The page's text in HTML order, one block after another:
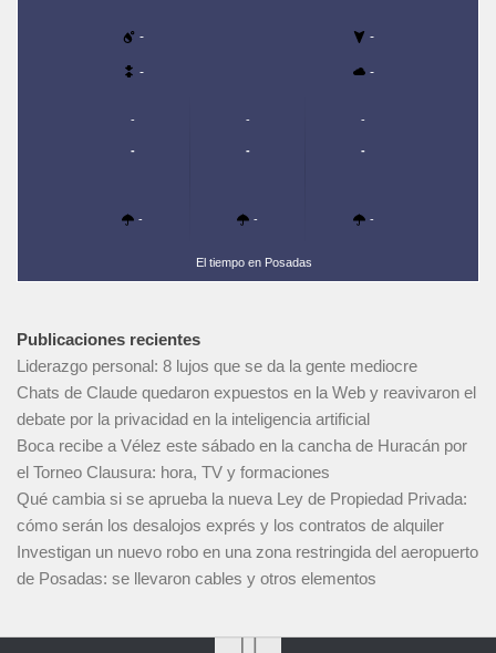
- -
- -
-
-
-
-
-
-
-
-
-
El tiempo en Posadas
Publicaciones recientes
Liderazgo personal: 8 lujos que se da la gente mediocre
Chats de Claude quedaron expuestos en la Web y reavivaron el
debate por la privacidad en la inteligencia artificial
Boca recibe a Vélez este sábado en la cancha de Huracán por
el Torneo Clausura: hora, TV y formaciones
Qué cambia si se aprueba la nueva Ley de Propiedad Privada:
cómo serán los desalojos exprés y los contratos de alquiler
Investigan un nuevo robo en una zona restringida del aeropuerto
de Posadas: se llevaron cables y otros elementos